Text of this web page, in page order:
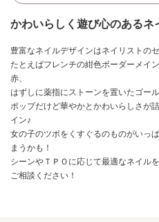
お問い合わせ
かわいらしく遊び心のある
豊富なネイルデザインはネイリストの
たとえばフレンチの紺色ボーダーメイ
赤、
はずしに薬指にストーンを置いたゴール
ポップだけど華やかとかわいらしさが
イン♪
女の子のツボをくすぐるのものがいっ
まうかも！
シーンやＴＰＯに応じて最適なネイル
ご相談ください！